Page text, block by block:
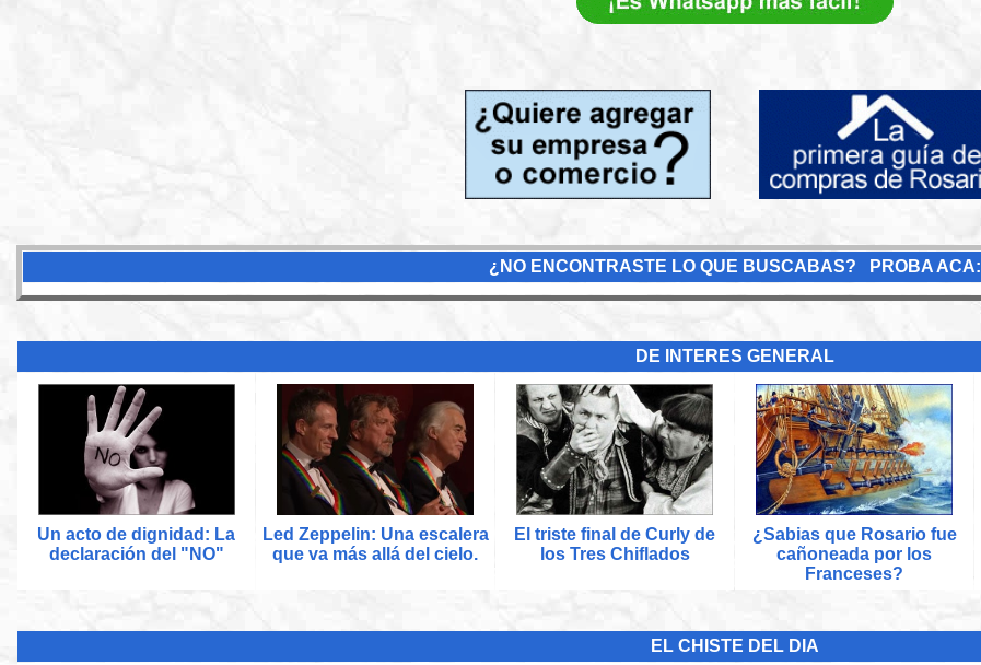
¿NO ENCONTRASTE LO QUE BUSCABAS? PROBA ACA:
DE INTERES GENERAL
Un acto de dignidad: La
declaración del "NO"
Led Zeppelin: Una escalera
que va más allá del cielo.
El triste final de Curly de
los Tres Chiflados
¿Sabias que Rosario fue
cañoneada por los
Franceses?
EL CHISTE DEL DIA